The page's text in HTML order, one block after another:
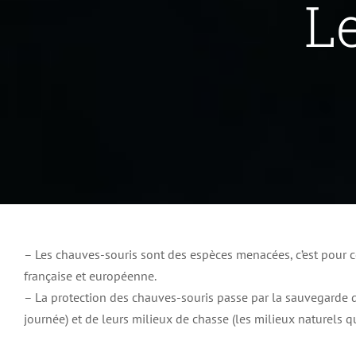
– Les chauves-souris sont des espèces menacées, c’est
française et européenne.
– La protection des chauves-souris passe par la
journée) et de leurs milieux de chasse (les milieux naturels